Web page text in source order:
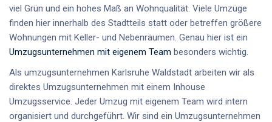
viel Grün und ein hohes Maß an Wohnqualität. Viele Umzüge
finden hier innerhalb des Stadtteils statt oder betreffen größere
Wohnungen mit Keller- und Nebenräumen. Genau hier ist ein
Umzugsunternehmen mit eigenem Team besonders wichtig.
Als umzugsunternehmen Karlsruhe Waldstadt arbeiten wir als
direktes Umzugsunternehmen mit einem Inhouse
Umzugsservice. Jeder Umzug mit eigenem Team wird intern
organisiert und durchgeführt. Wir sind ein Umzugsunternehmen